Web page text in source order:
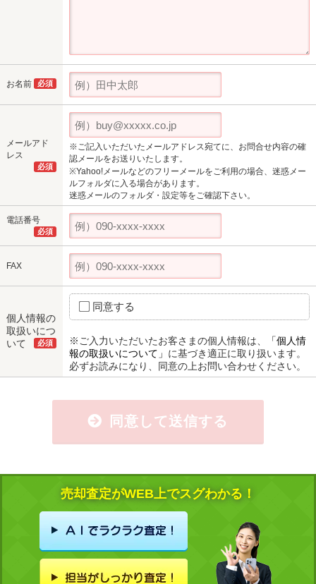
お名前 必須
メールアド
レス
必須
※ご記入いただいたメールアドレス宛てに、お問合せ内容の確
認メールをお送りいたします。
※Yahoo!メールなどのフリーメールをご利用の場合、迷惑メー
ルフォルダに入る場合があります。
迷惑メールのフォルダ・設定等をご確認下さい。
電話番号
必須
FAX
個人情報の
取扱いにつ
いて
必須
同意する
※ご入力いただいたお客さまの個人情報は、
「個人情
報の取扱いについて」 に基づき適正に取り扱います。
必ずお読みになり、同意の上お問い合わせください。
同意して送信する
売却査定がWEB上でスグわかる！